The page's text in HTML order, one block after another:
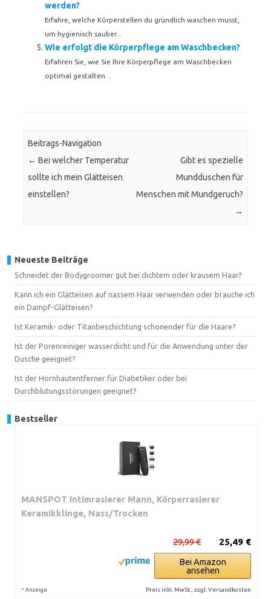
werden?
Erfahre, welche Körperstellen du gründlich waschen musst,
um hygienisch sauber...
Wie erfolgt die Körperpflege am Waschbecken?
Erfahren Sie, wie Sie Ihre Körperpflege am Waschbecken
optimal gestalten...
Beitrags-Navigation
← Bei welcher Temperatur
sollte ich mein Glätteisen
einstellen?
Gibt es spezielle
Mundduschen für
Menschen mit Mundgeruch?
→
Neueste Beiträge
Schneidet der Bodygroomer gut bei dichtem oder krausem Haar?
Kann ich ein Glätteisen auf nassem Haar verwenden oder brauche ich
ein Dampf-Glätteisen?
Ist Keramik- oder Titanbeschichtung schonender für die Haare?
Ist der Porenreiniger wasserdicht und für die Anwendung unter der
Dusche geeignet?
Ist der Hornhautentferner für Diabetiker oder bei
Durchblutungsstörungen geeignet?
Bestseller
MANSPOT Intimrasierer Mann, Körperrasierer
Keramikklinge, Nass/Trocken
25,49 €
29,99 €
Bei Amazon
ansehen
* Anzeige Preis inkl. MwSt., zzgl. Versandkosten